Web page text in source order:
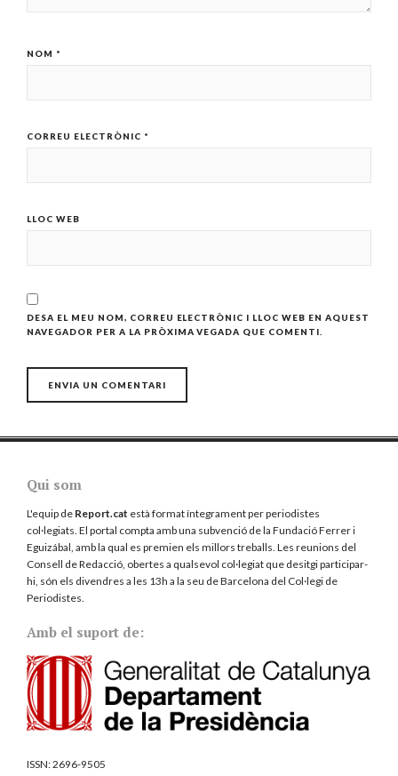
NOM *
CORREU ELECTRÒNIC *
LLOC WEB
DESA EL MEU NOM, CORREU ELECTRÒNIC I LLOC WEB EN AQUEST
NAVEGADOR PER A LA PRÒXIMA VEGADA QUE COMENTI.
Qui som
L'equip de Report.cat està format íntegrament per periodistes
col·legiats. El portal compta amb una subvenció de la Fundació Ferrer i
Eguizábal, amb la qual es premien els millors treballs. Les reunions del
Consell de Redacció, obertes a qualsevol col·legiat que desitgi participar-
hi, són els divendres a les 13h a la seu de Barcelona del Col·legi de
Periodistes
Amb el suport de:
ISSN:2696-9505